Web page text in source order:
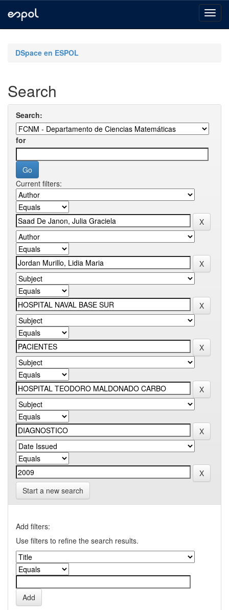
navigationDSpace en ESPOL
Search
Search:
for
Current filters:
Start a new search
Add filters:
Use filters to refine the search results.